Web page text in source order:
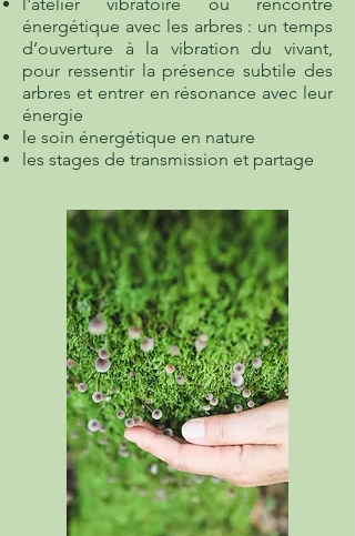
énergétique avec les arbres : un temps
d’ouverture à la vibration du vivant,
pour ressentir la présence subtile des
arbres et entrer en résonance avec leur
énergie
le soin énergétique en nature
les stages de transmission et partage